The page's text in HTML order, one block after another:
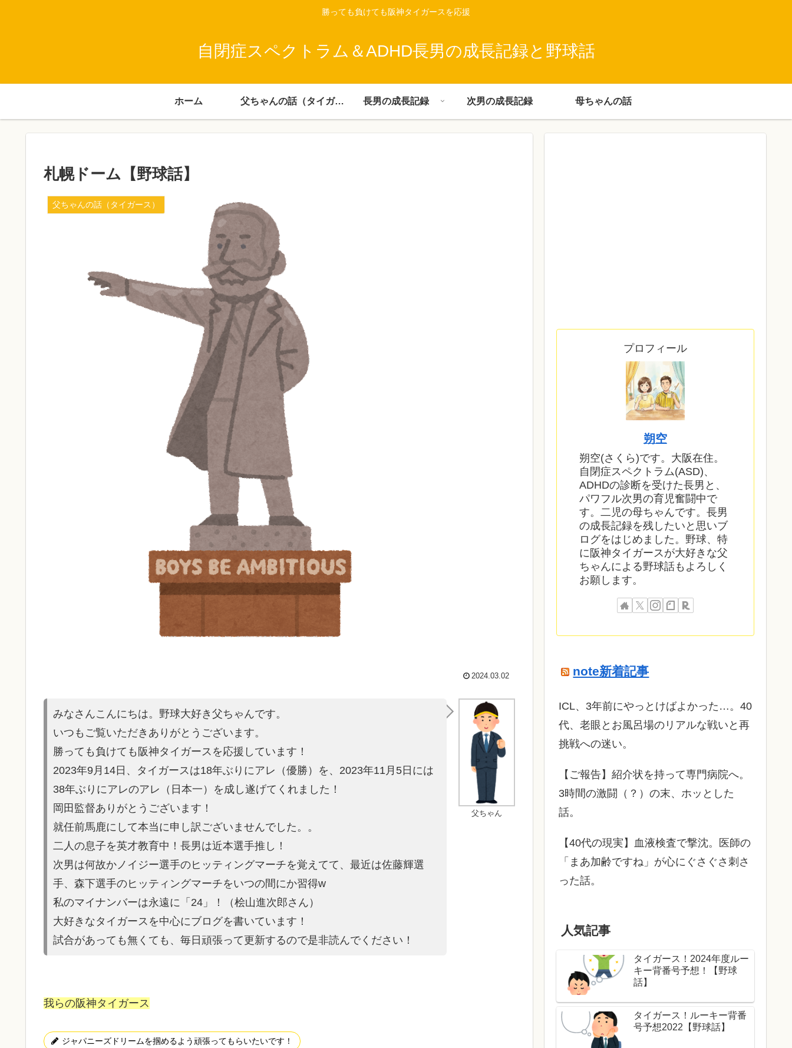
勝っても負けても阪神タイガースを応援
自閉症スペクトラム＆ADHD長男の成長記録と野球話
ホーム 父ちゃんの話（タイガース） 長男の成長記録 次男の成長記録 母ちゃんの話
札幌ドーム【野球話】
父ちゃんの話（タイガース）
2024.03.02
父ちゃん
みなさんこんにちは。野球大好き父ちゃんです。
いつもご覧いただきありがとうございます。
勝っても負けても阪神タイガースを応援しています！
2023年9月14日、タイガースは18年ぶりにアレ（優勝）を 、2023年11月5日には
38年ぶりにアレのアレ（日本一）を 成し遂げてくれました！
岡田監督ありがとうございます！
就任前馬鹿にして本当に申し訳ございませんでした。。
二人の息子を英才教育中！長男は近本選手推し！
次男は何故かノイ ジー選手のヒッティングマーチを覚えてて、最近は佐藤輝選
手、森下選手のヒッティングマーチをいつの間にか習得w
私のマイナンバーは永遠に「24」！（桧山進次郎さん）
大好きなタイガースを中心にブログを書いています！
試合があって も無くても、毎日頑張って更新するので是非読んでください！
我らの阪神タイガース
ジャパニーズドリームを掴めるよう頑張ってもらいたいです！
プロフィール
朔空
朔空(さくら)です。大阪在住。
自閉症スペクトラム(ASD)、
ADHDの診断を受けた長男と、
パワフル次男の育児奮闘中で
す。二児の母ちゃんです。長男
の成長記録を残したいと思いブ
ログをはじめました。野球、特
に阪神タイガースが大好きな父
ちゃんによる野球話もよろしく
お願します。
note新着記事
ICL、3年前にやっとけばよかった…。40
代、老眼とお風呂場のリアルな戦いと再
挑戦への迷い。
​【ご報告】紹介状を持って専門病院へ。
3時間の激闘（？）の末、ホッとした
話。
【40代の現実】血液検査で撃沈。医師の
「まあ加齢ですね」が心にぐさぐさ刺さ
った話。
人気記事
タイガース！2024年度ルー
キー背番号予想！【野球
話】
タイガース！ルーキー背番
号予想2022【野球話】